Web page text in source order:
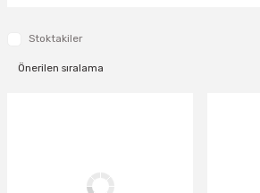
Stoktakiler